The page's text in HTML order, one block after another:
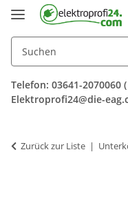
Telefon: 03641-2070060
Elektroprofi24@die-
Zurück zur Liste